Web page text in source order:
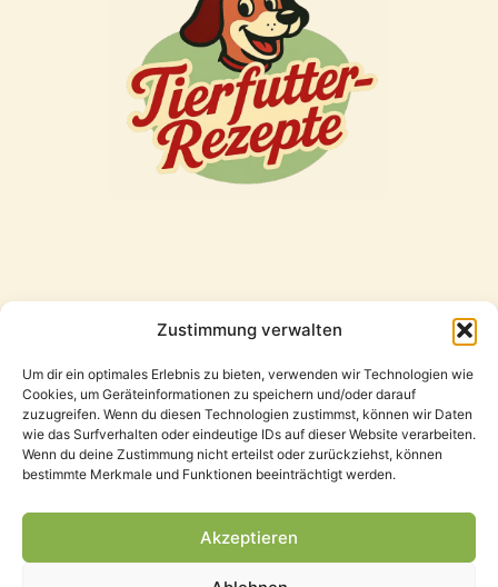
Zustimmung verwalten
Um dir ein optimales Erlebnis zu bieten, verwenden wir Technologien wie
Cookies, um Geräteinformationen zu speichern und/oder darauf
zuzugreifen. Wenn du diesen Technologien zustimmst, können wir Daten
wie das Surfverhalten oder eindeutige IDs auf dieser Website verarbeiten.
Wenn du deine Zustimmung nicht erteilst oder zurückziehst, können
bestimmte Merkmale und Funktionen beeinträchtigt werden.
Akzeptieren
Freunde